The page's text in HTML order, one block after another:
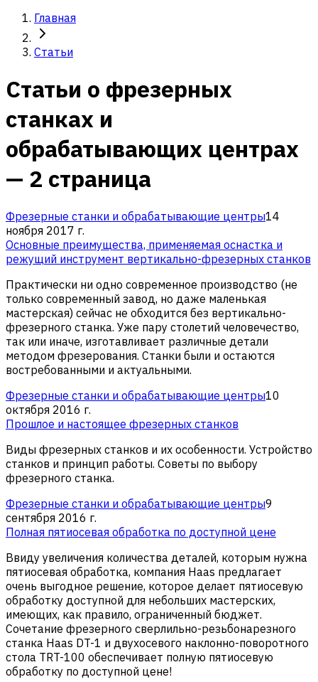
Главная
Статьи
Статьи о фрезерных
станках и
обрабатывающих центрах
— 2 страница
Фрезерные станки и обрабатывающие центры14
ноября 2017 г.
Основные преимущества, применяемая оснастка и
режущий инструмент вертикально-фрезерных станков
Практически ни одно современное производство (не
только современный завод, но даже маленькая
мастерская) сейчас не обходится без вертикально-
фрезерного станка. Уже пару столетий человечество,
так или иначе, изготавливает различные детали
методом фрезерования. Станки были и остаются
востребованными и актуальными.
Фрезерные станки и обрабатывающие центры10
октября 2016 г.
Прошлое и настоящее фрезерных станков
Виды фрезерных станков и их особенности. Устройство
станков и принцип работы. Советы по выбору
фрезерного станка.
Фрезерные станки и обрабатывающие центры9
сентября 2016 г.
Полная пятиосевая обработка по доступной цене
Ввиду увеличения количества деталей, которым нужна
пятиосевая обработка, компания Haas предлагает
очень выгодное решение, которое делает пятиосевую
обработку доступной для небольших мастерских,
имеющих, как правило, ограниченный бюджет.
Сочетание фрезерного сверлильно-резьбонарезного
станка Haas DT-1 и двухосевого наклонно-поворотного
стола TRT-100 обеспечивает полную пятиосевую
обработку по доступной цене!